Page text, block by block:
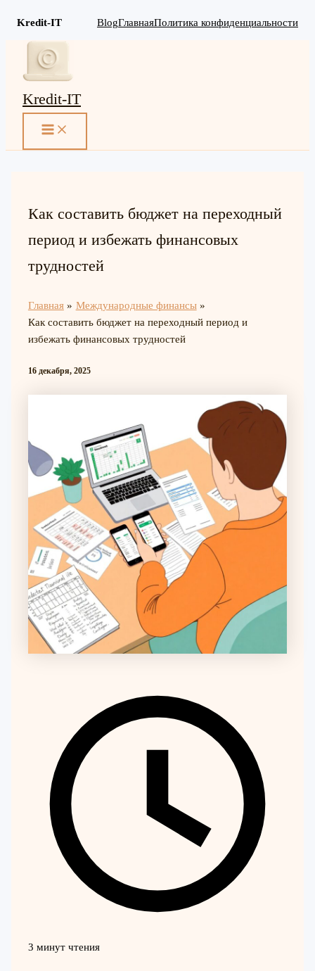
Kredit-IT BlogГлавнаяПолитика конфиденциальности
Перейти
содержимому
Kredit-IT
MAIN
Как составить бюджет на переходный
период и избежать финансовых
трудностей
Главная
Международные финансы
Как составить бюджет на переходный период и
избежать финансовых трудностей
16 декабря, 2025
3 минут чтения